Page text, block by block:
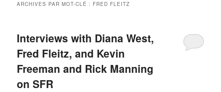
ARCHIVES PAR MOT-CLÉ : FRED FLEITZ
Interviews with Diana West,
Fred Fleitz, and Kevin
Freeman and Rick Manning
on SFR